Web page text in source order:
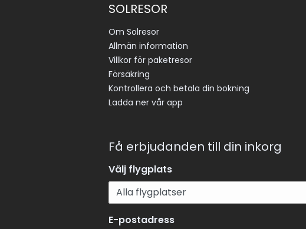
SOLRESOR
Om Solresor
Allmän information
Villkor för paketresor
Försäkring
Kontrollera och betala din bokning
Ladda ner vår app
Få erbjudanden till din inkorg
Välj flygplats
E-postadress